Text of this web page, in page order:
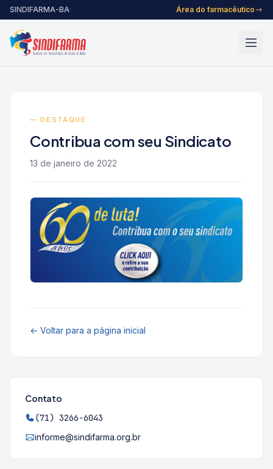
Pular para o conteúdo
SINDIFARMA-BA· Área do farmacêutico
— DESTAQUE
Contribua com seu Sindicato
13 de janeiro de 2022
← Voltar para a página inicial
Contato
(71) 3266-6043
informe@sindifarma.org.br